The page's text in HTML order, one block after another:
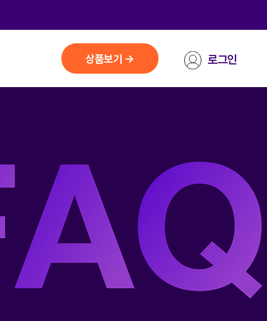
상품보기 → 로그인